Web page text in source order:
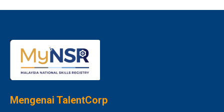
Mengenai TalentCorp